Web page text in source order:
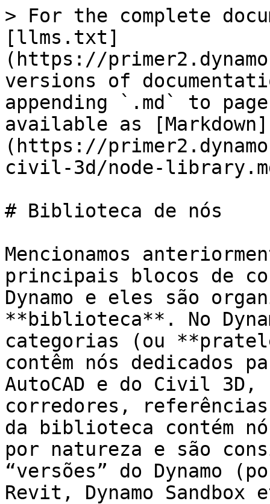
> For the complete
[llms.txt]
(https://
versions of
appending `.md` to
available as [Markdown]
(https://
civil-3d/node-
# Biblioteca de nós
Mencionamos
principais blocos de
Dynamo e eles são
**biblioteca**. No
categorias (ou
contêm nós dedicados
AutoCAD e do Civil
corredores,
da biblioteca contém
por natureza e são
“versões” do Dynamo
Revit, Dynamo